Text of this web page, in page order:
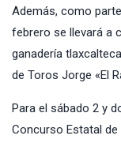
Además, como
febrero se llevará a
ganadería
de Toros Jorge «El
Para el sábado 2 y
Concurso Estatal de